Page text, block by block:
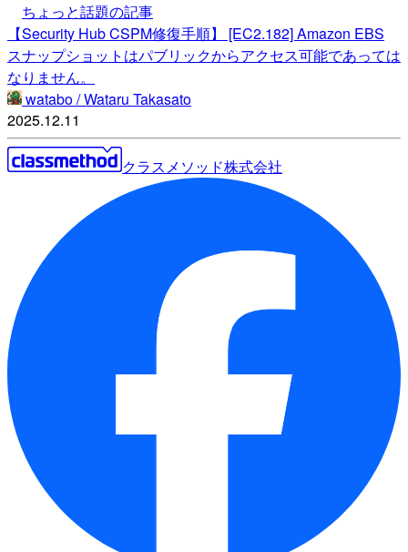
ちょっと話題の記事
【Security Hub CSPM修復手順】 [EC2.182] Amazon EBS
スナップショットはパブリックからアクセス可能であっては
なりません。
watabo / Wataru Takasato
2025.12.11
クラスメソッド株式会社